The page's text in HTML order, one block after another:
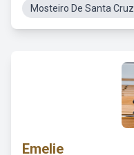
Mosteiro De Santa Cruz
Emelie